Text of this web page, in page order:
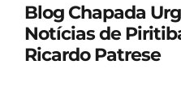
Blog Chapada
Notícias de
Ricardo Patrese